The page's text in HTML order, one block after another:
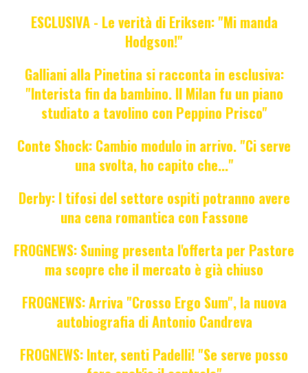
ESCLUSIVA - Le verità di Eriksen: "Mi manda
Hodgson!"
Galliani alla Pinetina si racconta in esclusiva:
"Interista fin da bambino. Il Milan fu un piano
studiato a tavolino con Peppino Prisco"
Conte Shock: Cambio modulo in arrivo. "Ci serve
una svolta, ho capito che..."
Derby: I tifosi del settore ospiti potranno avere
una cena romantica con Fassone
FROGNEWS: Suning presenta l'offerta per Pastore
ma scopre che il mercato è già chiuso
FROGNEWS: Arriva "Crosso Ergo Sum", la nuova
autobiografia di Antonio Candreva
FROGNEWS: Inter, senti Padelli! "Se serve posso